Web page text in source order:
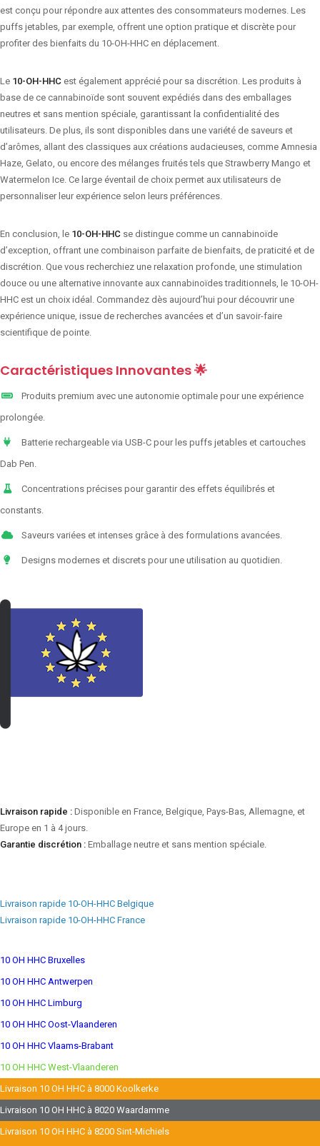
est conçu pour répondre aux attentes des consommateurs modernes. Les
puffs jetables, par exemple, offrent une option pratique et discrète pour
profiter des bienfaits du 10-OH-HHC en déplacement.
Le 10-OH-HHC est également apprécié pour sa discrétion. Les produits à
base de ce cannabinoïde sont souvent expédiés dans des emballages
neutres et sans mention spéciale, garantissant la confidentialité des
utilisateurs. De plus, ils sont disponibles dans une variété de saveurs et
d’arômes, allant des classiques aux créations audacieuses, comme Amnesia
Haze, Gelato, ou encore des mélanges fruités tels que Strawberry Mango et
Watermelon Ice. Ce large éventail de choix permet aux utilisateurs de
personnaliser leur expérience selon leurs préférences.
En conclusion, le 10-OH-HHC se distingue comme un cannabinoïde
d’exception, offrant une combinaison parfaite de bienfaits, de praticité et de
discrétion. Que vous recherchiez une relaxation profonde, une stimulation
douce ou une alternative innovante aux cannabinoïdes traditionnels, le 10-OH-
HHC est un choix idéal. Commandez dès aujourd’hui pour découvrir une
expérience unique, issue de recherches avancées et d’un savoir-faire
scientifique de pointe.
Caractéristiques Innovantes 🌟
Produits premium avec une autonomie optimale pour une expérience
prolongée.
Batterie rechargeable via USB-C pour les puffs jetables et cartouches
Dab Pen.
Concentrations précises pour garantir des effets équilibrés et
constants.
Saveurs variées et intenses grâce à des formulations avancées.
Designs modernes et discrets pour une utilisation au quotidien.
Livraison rapide : Disponible en France, Belgique, Pays-Bas, Allemagne, et
Europe en 1 à 4 jours.
Garantie discrétion : Emballage neutre et sans mention spéciale.
Livraison rapide 10-OH-HHC Belgique
Livraison rapide 10-OH-HHC France
10 OH HHC Bruxelles
10 OH HHC Antwerpen
10 OH HHC Limburg
10 OH HHC Oost-Vlaanderen
10 OH HHC Vlaams-Brabant
10 OH HHC West-Vlaanderen
Livraison 10 OH HHC à 8000 Koolkerke
Livraison 10 OH HHC à 8020 Waardamme
Livraison 10 OH HHC à 8200 Sint-Michiels